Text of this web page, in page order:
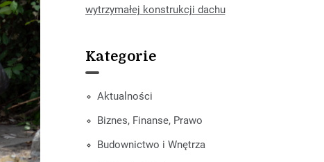
wytrzymałej konstrukcji dachu
Kategorie
Aktualności
Biznes, Finanse, Prawo
Budownictwo i Wnętrza